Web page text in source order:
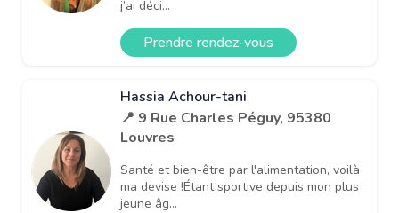
j’ai déci...
Prendre rendez-vous
Hassia Achour-tani
📍 9 Rue Charles Péguy, 95380
Louvres
Santé et bien-être par l'alimentation, voilà
ma devise !Étant sportive depuis mon plus
jeune âg...